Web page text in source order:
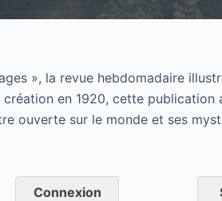
», la revue hebdomadaire
en 1920, cette publication
ouverte sur le monde et ses
Connexion